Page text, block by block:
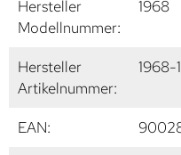
Hersteller
Modellnummer:
1968
Hersteller
Artikelnummer:
1968-
EAN: